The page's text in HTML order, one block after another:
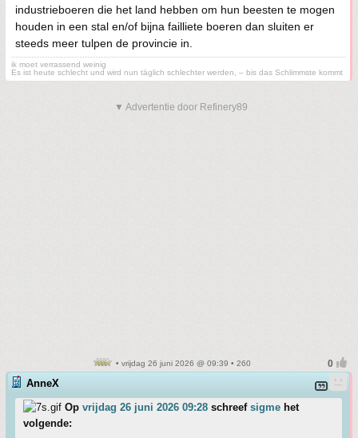
industrieboeren die het land hebben om hun beesten te mogen
houden in een stal en/of bijna failliete boeren dan sluiten er
steeds meer tulpen de provincie in.
ik moet verrassend weinig
Es ist heute schlecht und wird nun täglich schlechter werden, – bis das Schlimmste kommt
▼ Advertentie door Refinery89
• vrijdag 26 juni 2026 @ 09:39 • 260
AnneX
Op vrijdag 26 juni 2026 09:28 schreef sigme het
volgende: